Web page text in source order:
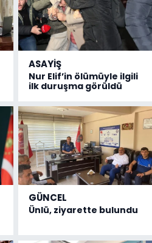
ASAYİŞ
Nur Elif’in ölümüyle ilgili
ilk duruşma görüldü
GÜNCEL
Ünlü, ziyarette bulundu